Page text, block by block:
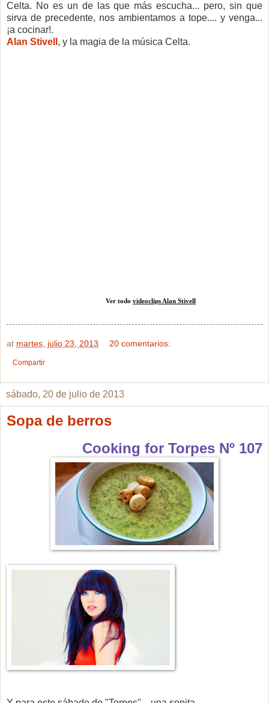
Celta. No es un de las que más escucha... pero, sin que
sirva de precedente, nos ambientamos a tope.... y venga...
¡a cocinar!.
Alan Stivell , y la magia de la música Celta.
Ver todo videoclips Alan Stivell
at martes, julio 23, 2013 20 comentarios:
Compartir
sábado, 20 de julio de 2013
Sopa de berros
Cooking for Torpes Nº 107